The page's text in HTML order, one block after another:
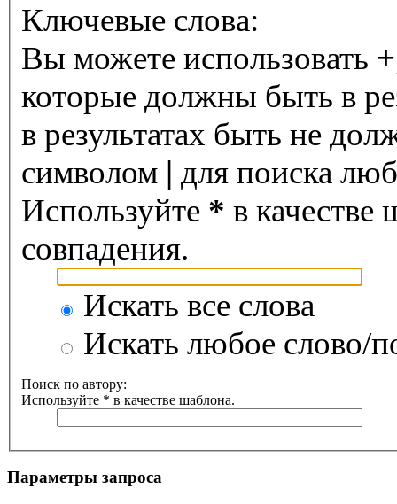
Ключевые слова:
Вы можете использовать +
которые должны быть в
в результатах быть не
символом | для поиска
Используйте * в качестве
совпадения.
Искать все слова
Искать любое слово/
Поиск по автору:
Используйте * в качестве шаблона.
Параметры запроса